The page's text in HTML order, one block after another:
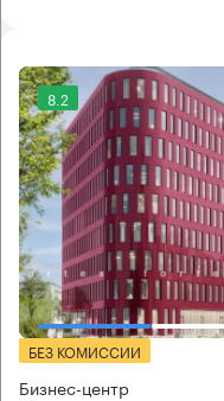
8.2
БЕЗ КОМИССИИ
Бизнес-центр